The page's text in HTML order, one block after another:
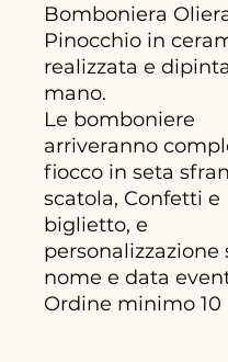
Bomboniera
Pinocchio in
realizzata e
mano.
Le bomboniere
arriveranno
fiocco in seta
scatola, Confetti e
biglietto, e
personalizzazione
nome e data
Ordine minimo 10